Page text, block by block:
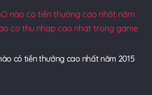
có tiền thưởng cao nhất năm 2015